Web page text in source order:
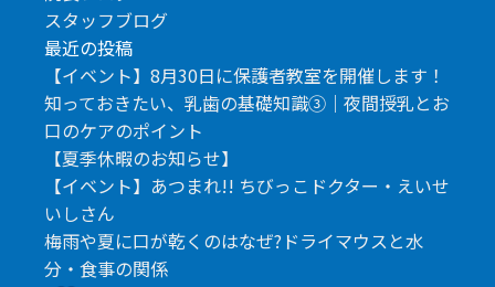
スタッフブログ
最近の投稿
【イベント】8月30日に保護者教室を開催します！
知っておきたい、乳歯の基礎知識③｜夜間授乳とお
口のケアのポイント
【夏季休暇のお知らせ】
【イベント】あつまれ!! ちびっこドクター・えいせ
いしさん
梅雨や夏に口が乾くのはなぜ?ドライマウスと水
分・食事の関係